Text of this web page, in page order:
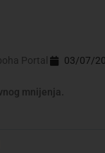
Portal 03/07/
mnijenja.